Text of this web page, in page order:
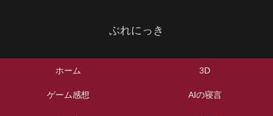
ぶれにっき
ホーム 3D
ゲーム感想 AIの寝言